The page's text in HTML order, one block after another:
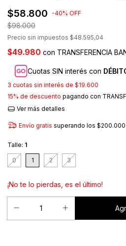
$58.800 -40% OFF
$98.000
Precio sin impuestos $48.595,04
$49.980 con TRANSFERENCIA
Cuotas SIN interés con
3 cuotas sin interés de $19.600
15% de descuento pagando con
Ver más detalles
Envío gratis superando los $200.000
Talle: 1
0 1 2 3
¡No te lo pierdas, es el último!